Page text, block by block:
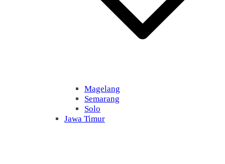
Magelang
Semarang
Solo
Jawa Timur